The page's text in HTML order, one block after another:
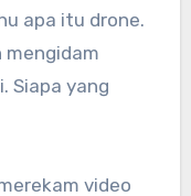
apa itu drone.
mengidam
Siapa yang
video